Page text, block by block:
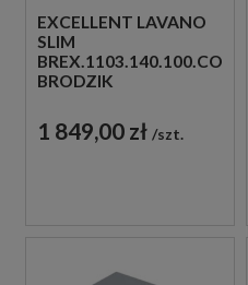
EXCELLENT LAVANO
SLIM
BREX.1103.140.100.CON
BRODZIK
1 849,00 zł szt.